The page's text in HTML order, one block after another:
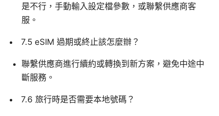
是不行，手動輸入設定檔參數，或聯繫供應商客
服。
7.5 eSIM 過期或終止該怎麼辦？
聯繫供應商進行續約或轉換到新方案，避免中途中
斷服務。
7.6 旅行時是否需要本地號碼？